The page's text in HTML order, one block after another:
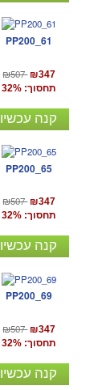
PP200_61
₪507 ₪347
תחסוך: 32%
קנה עכשיו
PP200_65
₪507 ₪347
תחסוך: 32%
קנה עכשיו
PP200_69
₪507 ₪347
תחסוך: 32%
קנה עכשיו